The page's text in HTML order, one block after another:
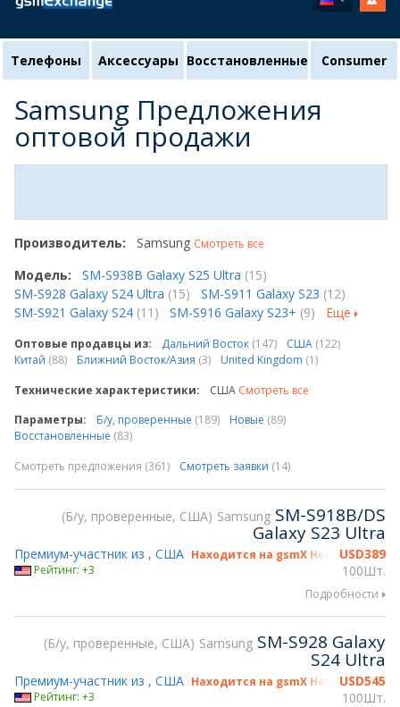
Телефоны Аксессуары Восстановленные Consumer
Samsung Предложения
оптовой продажи
Производитель: Samsung Смотреть все
Модель: SM-S938B Galaxy S25 Ultra (15)
SM-S928 Galaxy S24 Ultra (15) SM-S911 Galaxy S23 (12)
SM-S921 Galaxy S24 (11) SM-S916 Galaxy S23+ (9) Еще
Оптовые продавцы из: Дальний Восток (147) США (122)
Китай (88) Ближний Восток/Азия (3) United Kingdom (1)
Технические характеристики:
США Смотреть все
Параметры:
Б/у, проверенные (189) Новые (89)
Восстановленные (83)
Смотреть предложения (361)
Смотреть заявки (14)
Б/у, проверенные, США Samsung SM-S918B/DS
Galaxy S23 Ultra
USD389
100Шт.
Премиум-участник из , США Находится на gsmX Hong Kong 2026
Рейтинг: +3
Подробности
Б/у, проверенные, США Samsung SM-S928 Galaxy
S24 Ultra
USD545
100Шт.
Премиум-участник из , США Находится на gsmX Hong Kong 2026
Рейтинг: +3